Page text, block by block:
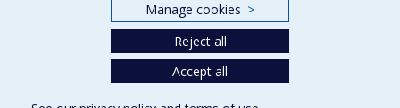
Manage cookies >
Reject all
Accept all